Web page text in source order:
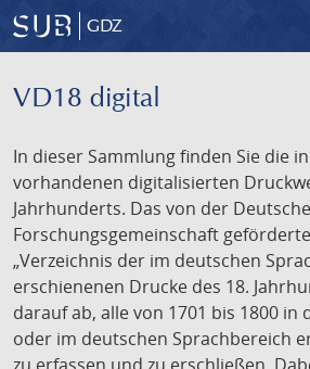
GDZ
VD18 digital
In dieser Sammlung finden Sie die
vorhandenen digitalisierten
Jahrhunderts. Das von der
Forschungsgemeinschaft
„Verzeichnis der im deutschen
erschienenen Drucke des 18.
darauf ab, alle von 1701 bis 1800 in
oder im deutschen Sprachbereich